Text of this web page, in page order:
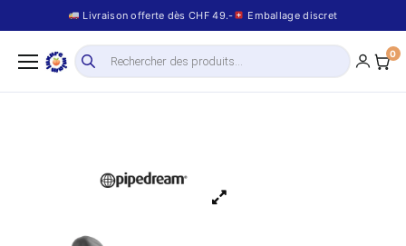
Livraison offerte dès CHF 49.- Emballage discret
0